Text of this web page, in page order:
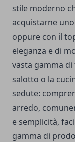
stile moderno
acquistarne
oppure con il
eleganza e di
vasta gamma
salotto o la
sedute:
arredo,
e semplicità,
gamma di